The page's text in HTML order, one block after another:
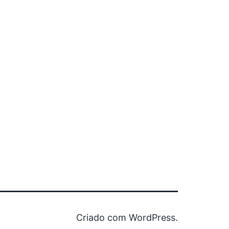
Criado com WordPress.